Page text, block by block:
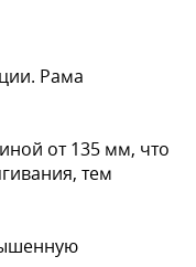
Рама
от 135 мм, что
тем